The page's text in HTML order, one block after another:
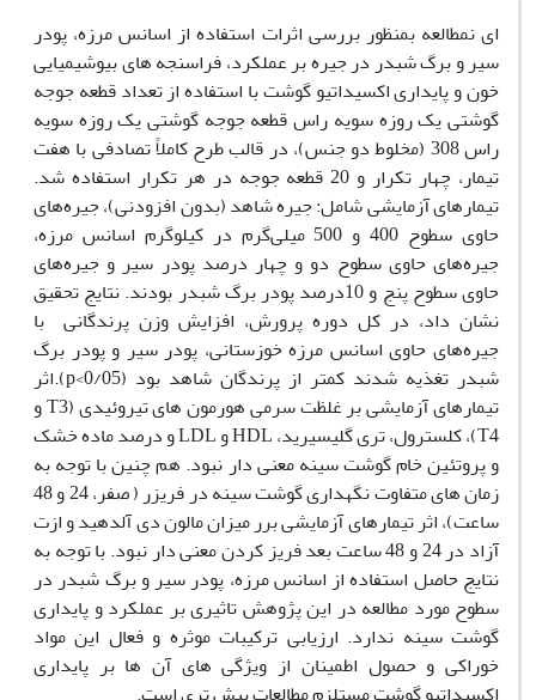
ای نمطالعه بمنظور بررسی اثرات استفاده از اسانس مرزه، پودر
سیر و برگ شبدر در جیره بر عملکرد، فراسنجه های بیوشیمیایی
خون و پایداری اکسیداتیو گوشت با استفاده از تعداد قطعه جوجه
گوشتی یک روزه سویه راس قطعه جوجه گوشتی یک روزه سویه
راس 308 (مخلوط دو جنس)، در قالب طرح کاملاً تصادفی با هفت
تیمار، چهار تکرار و 20 قطعه جوجه در هر تکرار استفاده شد.
تیمارهای آزمایشی شامل: جیره شاهد (بدون افزودنی)، جیره‌های
حاوی سطوح 400 و 500 میلی‌گرم در کیلوگرم اسانس مرزه،
جیره‌های حاوی سطوح دو و چهار درصد پودر سیر و جیره‌های
حاوی سطوح پنج و 10درصد پودر برگ شبدر بودند. نتایج تحقیق
نشان داد، در کل دوره پرورش، افزایش وزن پرندگانی با
جیره‌های حاوی اسانس مرزه خوزستانی، پودر سیر و پودر برگ
شبدر تغذیه شدند کمتر از پرندگان شاهد بود (p<0/05).اثر
تیمارهای آزمایشی بر غلظت سرمی هورمون های تیروئیدی (T3 و
T4)، کلسترول، تری گلیسیرید، HDL و LDL و درصد ماده خشک
و پروتئین خام گوشت سینه معنی دار نبود. هم چنین با توجه به
زمان های متفاوت نگهداری گوشت سینه در فریزر ( صفر، 24 و 48
ساعت)، اثر تیمارهای آزمایشی برر میزان مالون دی آلدهید و ازت
آزاد در 24 و 48 ساعت بعد فریز کردن معنی دار نبود. با توجه به
نتایج حاصل استفاده از اسانس مرزه، پودر سیر و برگ شبدر در
سطوح مورد مطالعه در این پژوهش تاثیری بر عملکرد و پایداری
گوشت سینه ندارد. ارزیابی ترکیبات موثره و فعال این مواد
خوراکی و حصول اطمینان از ویژگی های آن ها بر پایداری